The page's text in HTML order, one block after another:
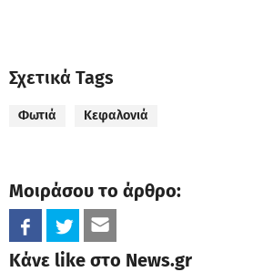
Σχετικά Tags
Φωτιά Κεφαλονιά
Μοιράσου το άρθρο:
Κάνε like στο News.gr